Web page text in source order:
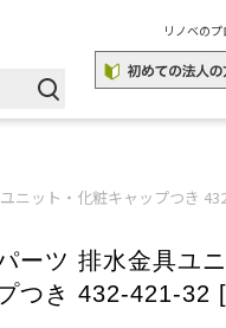
リノベの
ニット・化粧キャップつき
ーツ 排水金具ユ
つき 432-421-32